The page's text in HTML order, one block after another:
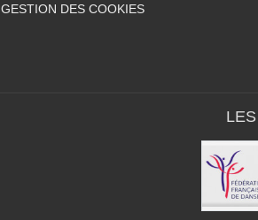
GESTION DES COOKIES